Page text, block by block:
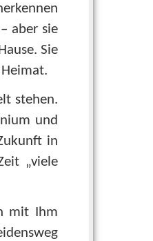
aber sie
Sie
stehen.
und
in
„viele
mit Ihm